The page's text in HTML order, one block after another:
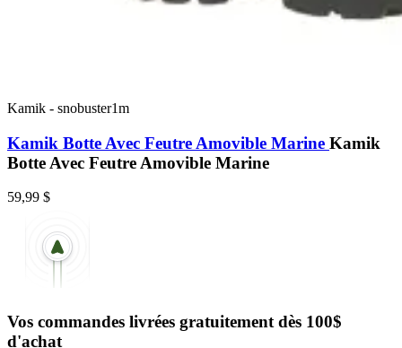
Kamik - snobuster1m
Kamik Botte Avec Feutre Amovible Marine Kamik
Botte Avec Feutre Amovible Marine
59,99 $
Vos commandes livrées gratuitement dès 100$
d'achat